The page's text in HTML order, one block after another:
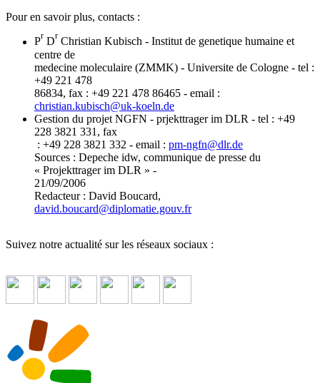
Pour en savoir plus, contacts :
Pr Dr Christian Kubisch - Institut de genetique humaine et
centre de
medecine moleculaire (ZMMK) - Universite de Cologne - tel :
+49 221 478
86834, fax : +49 221 478 86465 - email :
christian.kubisch@uk-koeln.de
Gestion du projet NGFN - prjekttrager im DLR - tel : +49
228 3821 331, fax
: +49 228 3821 332 - email : pm-ngfn@dlr.de
Sources : Depeche idw, communique de presse du
« Projekttrager im DLR » -
21/09/2006
Redacteur : David Boucard,
david.boucard@diplomatie.gouv.fr
Suivez notre actualité sur les réseaux sociaux :